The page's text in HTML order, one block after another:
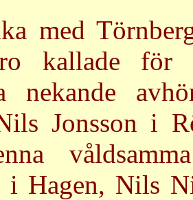
med
kallade för
nekande
Jonsson i
i Hagen, Nils